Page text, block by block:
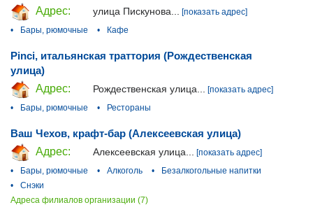
Адрес:
улица Пискунова... [показать адрес]
•
Бары, рюмочные • Кафе
Pinci, итальянская траттория (Рождественская
улица)
Адрес:
Рождественская улица...
[показать адрес]
•
Бары, рюмочные • Рестораны
Ваш Чехов, крафт-бар (Алексеевская улица)
Адрес:
Алексеевская улица...
[показать адрес]
•
Бары, рюмочные • Алкоголь •
Безалкогольные напитки
•
Снэки
Адреса филиалов организации (7)